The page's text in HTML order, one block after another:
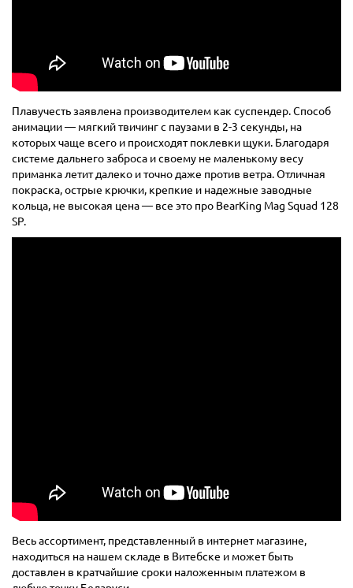
Плавучесть заявлена производителем как суспендер. Способ
анимации — мягкий твичинг с паузами в 2-3 секунды, на
которых чаще всего и происходят поклевки щуки. Благодаря
системе дальнего заброса и своему не маленькому весу
приманка летит далеко и точно даже против ветра. Отличная
покраска, острые крючки, крепкие и надежные заводные
кольца, не высокая цена — все это про BearKing Mag Squad 128
SP.
Весь ассортимент, представленный в интернет магазине,
находиться на нашем складе в Витебске и может быть
доставлен в кратчайшие сроки наложенным платежом в